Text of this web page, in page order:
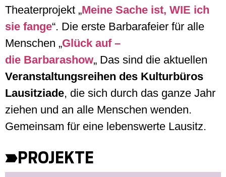
Theaterprojekt „Meine Sache ist, WIE ich
sie fange“. Die erste Barbarafeier für alle
Menschen „Glück auf –
die Barbarashow„ Das sind die aktuellen
Veranstaltungsreihen des Kulturbüros
Lausitziade, die sich durch das ganze Jahr
ziehen und an alle Menschen wenden.
Gemeinsam für eine lebenswerte Lausitz.
PROJEKTE